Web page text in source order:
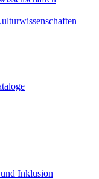
Inklusion